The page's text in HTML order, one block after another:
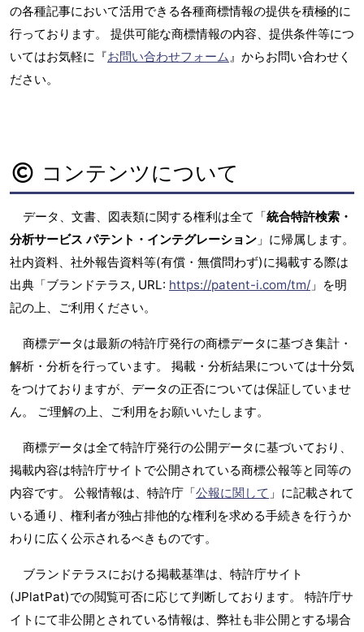
の各種記事において活用できる各種商標情報の提供を積極的に
行っております。 提供可能な商標情報の内容、提供条件等につ
いてはお気軽に『お問い合わせフォーム 』からお問い合わせく
ださい。
コンテンツについて
データ、文書、図表類に関する権利は全て「統合特許検索・
分析サービス パテント・インテグレーション 」に帰属します。
社内資料、社外報告資料等(有償・無償問わず)に掲載する際は
出典「ブランドテラス, URL: https://patent-i.com/tm/ 」を明
記の上、ご利用ください。
商標データは最新の特許庁発行の商標データに基づき集計・
解析・分析を行っています。 掲載・分析結果については十分気
をつけておりますが、データの正否については保証していませ
ん。 ご理解の上、ご利用をお願いいたします。
商標データは全て特許庁発行の公開データに基づいており、
掲載内容は特許庁サイトで公開されている商標公報等と同等の
内容です。 公報情報は、特許庁「公報に関して 」に記載されて
いる通り、権利者が独占排他的な権利を求める手続きを行うか
わりに広く公示されるべきものです。
ブランドテラスにおける掲載基準は、特許庁サイト
(JPlatPat)での閲覧可否に応じて判断しております。 特許庁サ
イトにて非公開とされている情報は、弊社も非公開とする場合